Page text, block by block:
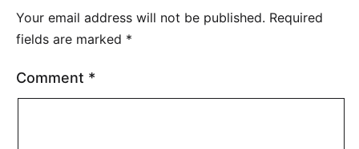
Your email address will not be published. Required
fields are marked *
Comment *